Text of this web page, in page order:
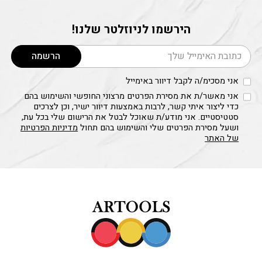
הירשמו לניוזלטר שלנו!
דוא׳׳ל הרשמה
אני מסכימ/ה לקבל דיוור באימייל
אני מאשר/ת את מסירת הפרטים מרצוני החופשי והשימוש בהם
כדי ליצור איתי קשר, לרבות באמצעות דיוור ישיר, וכן לצרכים
סטטיסטיים. אני מודע/ת שאוכל לבטל את הרישום שלי בכל עת,
ושעל מסירת הפרטים שלי והשימוש בהם תחולמדיניות הפרטיות
של האתר